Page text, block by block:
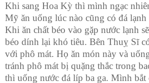
Khi sang Hoa Kỳ thì mình ngạc
Mỹ ăn uống lúc nào cũng có đá
Khi ăn chất béo vào gặp nước lạnh
béo dính lại khó tiêu. Bên Thuỵ Sĩ
với phô mát. Họ ăn món này và
tránh phô mát bị quặng thắc trong
thì uống nước đá líp ba ga. Mình bắt